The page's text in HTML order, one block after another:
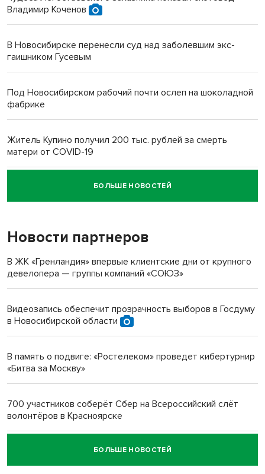
Владимир Коченов
В Новосибирске перенесли суд над заболевшим экс-
гаишником Гусевым
Под Новосибирском рабочий почти ослеп на шоколадной
фабрике
Житель Купино получил 200 тыс. рублей за смерть
матери от COVID-19
Новосибирский суд наказал водителя за смерть
пенсионерки на вокзале
«Мы живём на пастбище!»: в новосибирском селе лошади
терроризируют жителей
Новосибирский преподаватель с женой вошли в топ-16
БОЛЬШЕ НОВОСТЕЙ
Новости партнеров
В ЖК «Гренландия» впервые клиентские дни от крупного
девелопера — группы компаний «СОЮЗ»
Видеозапись обеспечит прозрачность выборов в Госдуму
в Новосибирской области
В память о подвиге: «Ростелеком» проведет кибертурнир
«Битва за Москву»
700 участников соберёт Сбер на Всероссийский слёт
волонтёров в Красноярске
Честный выбор: видеонаблюдение обеспечит
объективность результатов ЕДГ в Новосибирской
БОЛЬШЕ НОВОСТЕЙ